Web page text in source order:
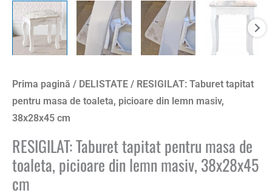
Prima pagină / DELISTATE / RESIGILAT: Taburet tapitat
pentru masa de toaleta, picioare din lemn masiv,
38x28x45 cm
RESIGILAT: Taburet tapitat pentru masa de
toaleta, picioare din lemn masiv, 38x28x45
cm